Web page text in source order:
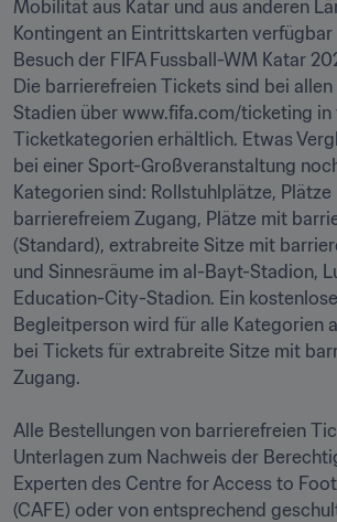
Mobilität aus Katar und aus anderen
Kontingent an Eintrittskarten verfügbar
Besuch der FIFA Fussball-WM Katar
Die barrierefreien Tickets sind bei
Stadien über www.fifa.com/ticketing in
Ticketkategorien erhältlich. Etwas
bei einer Sport-Großveranstaltung
Kategorien sind: Rollstuhlplätze, Plätze
barrierefreiem Zugang, Plätze mit
(Standard), extrabreite Sitze mit
und Sinnesräume im al-Bayt-Stadion,
Education-City-Stadion. Ein
Begleitperson wird für alle Kategorien
bei Tickets für extrabreite Sitze mit
Zugang.
Alle Bestellungen von barrierefreien
Unterlagen zum Nachweis der
Experten des Centre for Access to
(CAFE) oder von entsprechend